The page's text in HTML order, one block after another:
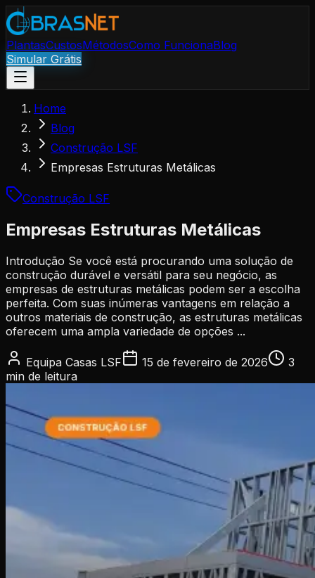
PlantasCustosMétodosComo FuncionaBlog
Simular Grátis
Home
Blog
Construção LSF
Empresas Estruturas Metálicas
Construção LSF
Empresas Estruturas Metálicas
Introdução Se você está procurando uma solução de
construção durável e versátil para seu negócio, as
empresas de estruturas metálicas podem ser a escolha
perfeita. Com suas inúmeras vantagens em relação a
outros materiais de construção, as estruturas metálicas
oferecem uma ampla variedade de opções ...
Equipa Casas LSF 15 de fevereiro de 2026
3
min de leitura